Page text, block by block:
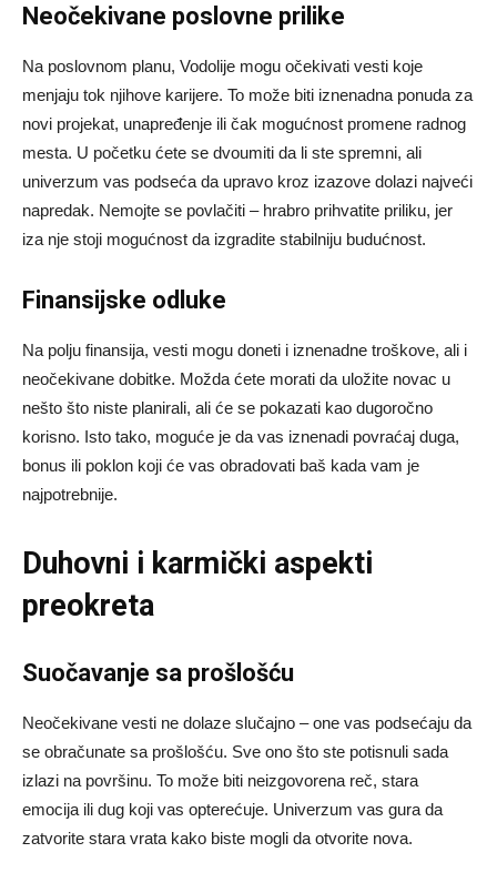
Neočekivane poslovne prilike
Na poslovnom planu, Vodolije mogu očekivati vesti koje
menjaju tok njihove karijere. To može biti iznenadna ponuda za
novi projekat, unapređenje ili čak mogućnost promene radnog
mesta. U početku ćete se dvoumiti da li ste spremni, ali
univerzum vas podseća da upravo kroz izazove dolazi najveći
napredak. Nemojte se povlačiti – hrabro prihvatite priliku, jer
iza nje stoji mogućnost da izgradite stabilniju budućnost.
Finansijske odluke
Na polju finansija, vesti mogu doneti i iznenadne troškove, ali i
neočekivane dobitke. Možda ćete morati da uložite novac u
nešto što niste planirali, ali će se pokazati kao dugoročno
korisno. Isto tako, moguće je da vas iznenadi povraćaj duga,
bonus ili poklon koji će vas obradovati baš kada vam je
najpotrebnije.
Duhovni i karmički aspekti
preokreta
Suočavanje sa prošlošću
Neočekivane vesti ne dolaze slučajno – one vas podsećaju da
se obračunate sa prošlošću. Sve ono što ste potisnuli sada
izlazi na površinu. To može biti neizgovorena reč, stara
emocija ili dug koji vas opterećuje. Univerzum vas gura da
zatvorite stara vrata kako biste mogli da otvorite nova.